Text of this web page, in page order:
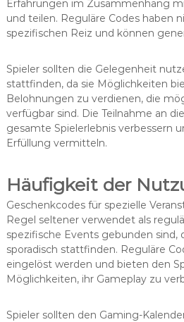
Erfahrungen im Zusammenhang
und teilen. Reguläre Codes haben
spezifischen Reiz und können
Spieler sollten die Gelegenheit
stattfinden, da sie Möglichkeiten
Belohnungen zu verdienen, die
verfügbar sind. Die Teilnahme an
gesamte Spielerlebnis verbessern
Erfüllung vermitteln.
Häufigkeit der
Geschenkcodes für spezielle
Regel seltener verwendet als
spezifische Events gebunden sind,
sporadisch stattfinden. Reguläre
eingelöst werden und bieten den
Möglichkeiten, ihr Gameplay zu
Spieler sollten den Gaming-